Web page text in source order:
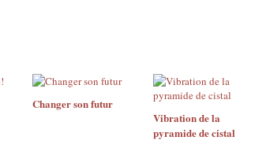
Changer son futur
Vibration de la
pyramide de cistal